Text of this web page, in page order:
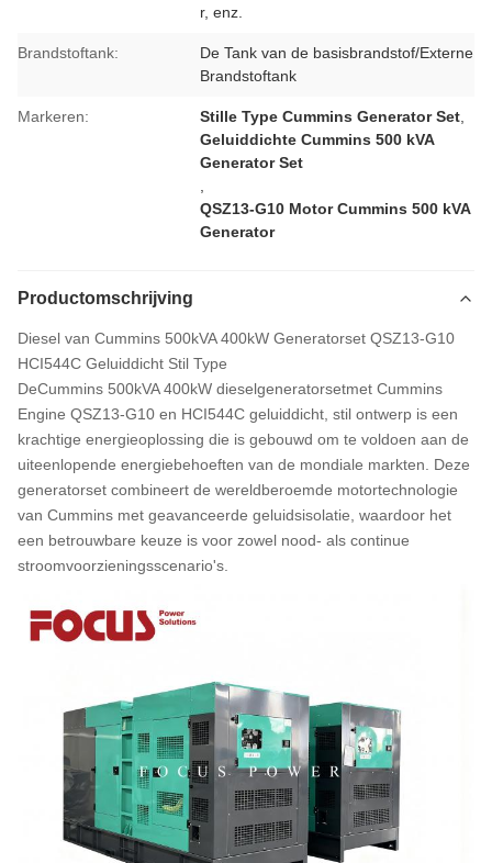
r, enz.
Brandstoftank:
De Tank van de basisbrandstof/Externe
Brandstoftank
Markeren: Stille Type Cummins Generator Set
Geluiddichte Cummins 500 kVA
Generator Set
QSZ13-G10 Motor Cummins 500 kVA
Generator
Productomschrijving
Diesel van Cummins 500kVA 400kW Generatorset QSZ13-G10
HCI544C Geluiddicht Stil Type
DeCummins 500kVA 400kW dieselgeneratorsetmet Cummins
Engine QSZ13-G10 en HCI544C geluiddicht, stil ontwerp is een
krachtige energieoplossing die is gebouwd om te voldoen aan de
uiteenlopende energiebehoeften van de mondiale markten. Deze
generatorset combineert de wereldberoemde motortechnologie
van Cummins met geavanceerde geluidsisolatie, waardoor het
een betrouwbare keuze is voor zowel nood- als continue
stroomvoorzieningsscenario's.